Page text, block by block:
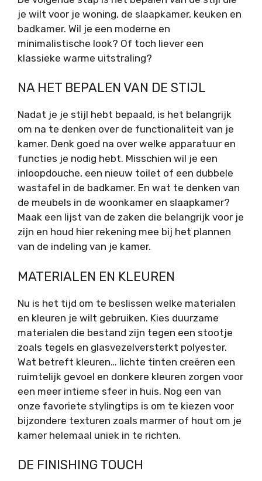
je wilt voor je woning, de slaapkamer, keuken en
badkamer. Wil je een moderne en
minimalistische look? Of toch liever een
klassieke warme uitstraling?
NA HET BEPALEN VAN DE STIJL
Nadat je je stijl hebt bepaald, is het belangrijk
om na te denken over de functionaliteit van je
kamer. Denk goed na over welke apparatuur en
functies je nodig hebt. Misschien wil je een
inloopdouche, een nieuw toilet of een dubbele
wastafel in de badkamer. En wat te denken van
de meubels in de woonkamer en slaapkamer?
Maak een lijst van de zaken die belangrijk voor je
zijn en houd hier rekening mee bij het plannen
van de indeling van je kamer.
MATERIALEN EN KLEUREN
Nu is het tijd om te beslissen welke materialen
en kleuren je wilt gebruiken. Kies duurzame
materialen die bestand zijn tegen een stootje
zoals tegels en glasvezelversterkt polyester.
Wat betreft kleuren… lichte tinten creëren een
ruimtelijk gevoel en donkere kleuren zorgen voor
een meer intieme sfeer in huis. Nog een van
onze favoriete stylingtips is om te kiezen voor
bijzondere texturen zoals marmer of hout om je
kamer helemaal uniek in te richten.
DE FINISHING TOUCH